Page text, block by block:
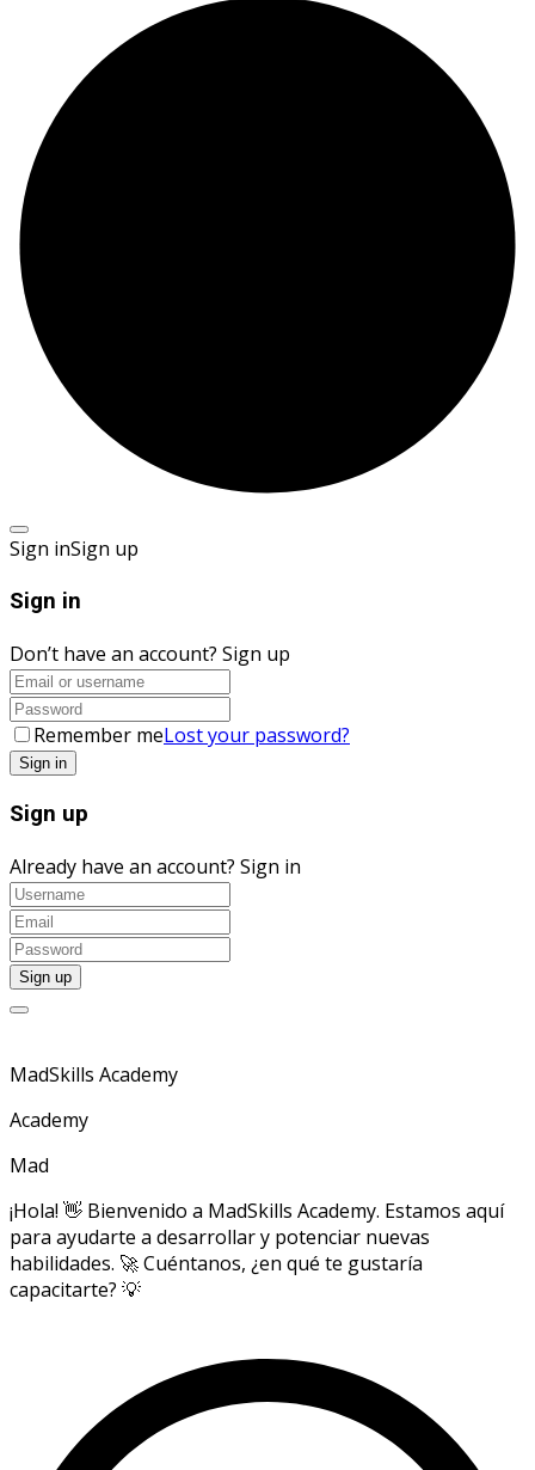
Sign inSign up
Sign in
Don’t have an account? Sign up
Remember meLost your password?
Sign up
Already have an account? Sign in
MadSkills Academy
Academy
Mad
¡Hola! 👋 Bienvenido a MadSkills Academy. Estamos aquí
para ayudarte a desarrollar y potenciar nuevas
habilidades. 🚀 Cuéntanos, ¿en qué te gustaría
capacitarte? 💡